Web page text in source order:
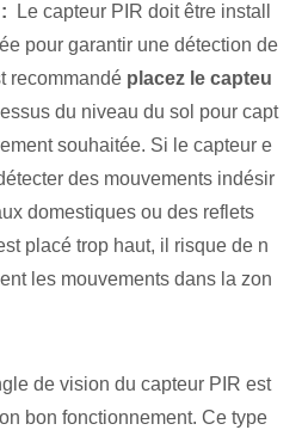
⁢ Le capteur PIR doit être install
pour garantir une détection de
recommandé placez le capteu
du niveau du sol pour capt
souhaitée. Si le capteur e
des mouvements indésir
domestiques ou des reflets
placé trop haut, il risque de n
les mouvements dans la zon
de vision du capteur PIR est
bon fonctionnement. Ce type